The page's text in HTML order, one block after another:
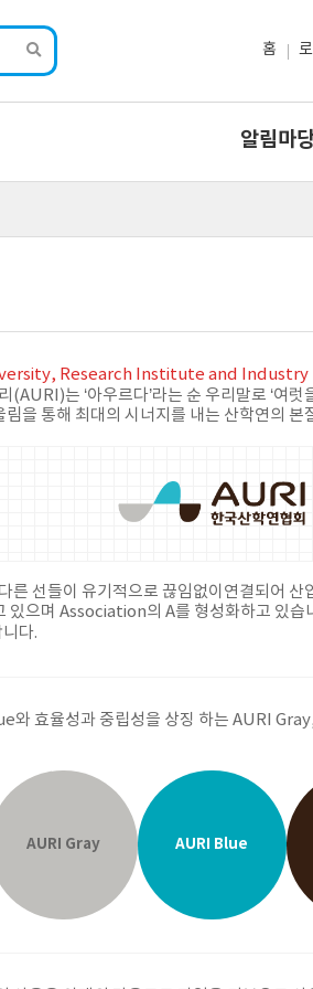
홈
알림마
Research Institute and Industry
는 ‘아우르다’라는 순 우리말로 ‘여
을 통해 최대의 시너지를 내는 산학연의 본
른 선들이 유기적으로 끊임없이연결되어 산
으며 Association의 A를 형성화하고 있습
다.
와 효율성과 중립성을 상징 하는 AURI
AURI Gray AURI Blue